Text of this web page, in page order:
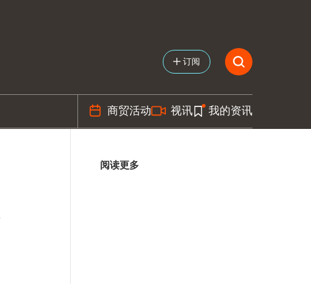
订阅
商贸活动 视讯 我的资讯
阅读更多